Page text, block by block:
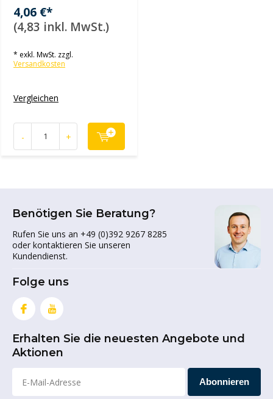
4,06 €*
(4,83 inkl. MwSt.)
* exkl. MwSt. zzgl.
Versandkosten
Vergleichen
- +
Benötigen Sie Beratung?
Rufen Sie uns an +49 (0)392 9267 8285
oder kontaktieren Sie unseren
Kundendienst.
Folge uns
Erhalten Sie die neuesten Angebote und
Aktionen
Abonnieren